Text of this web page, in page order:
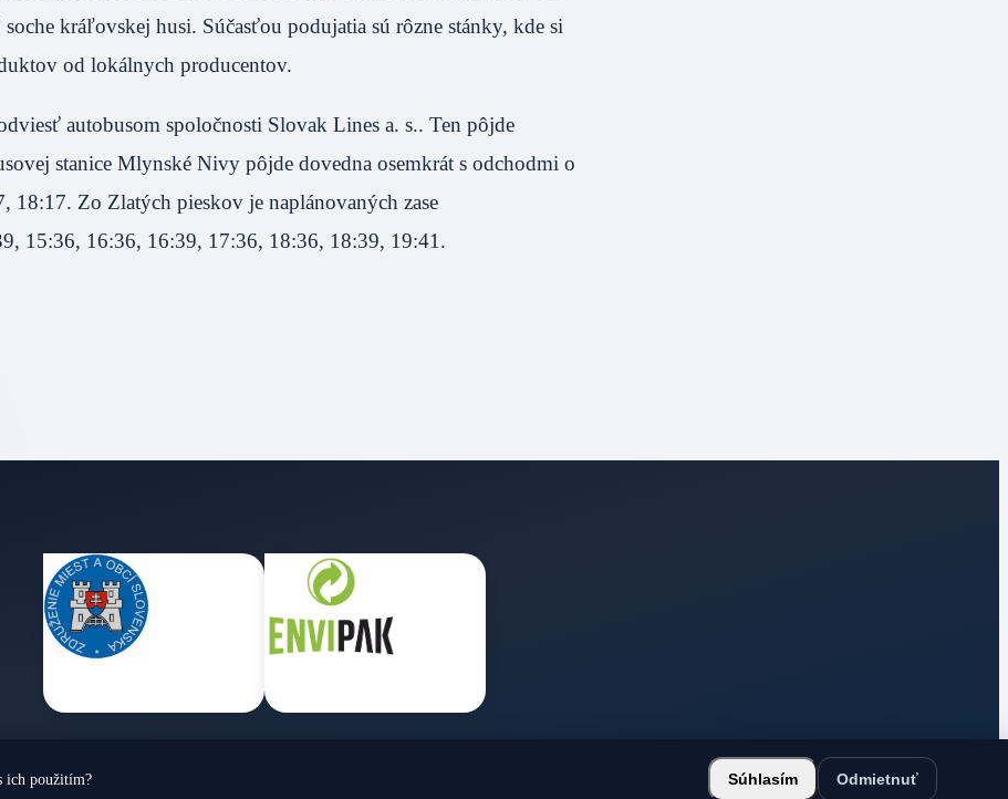
kráľovskej husi. Súčasťou podujatia sú rôzne stánky, kde si
od lokálnych producentov.
autobusom spoločnosti Slovak Lines a. s.. Ten pôjde
stanice Mlynské Nivy pôjde dovedna osemkrát s odchodmi o
Zo Zlatých pieskov je naplánovaných zase
15:36, 16:36, 16:39, 17:36, 18:36, 18:39, 19:41.
ich použitím? Súhlasím Odmietnuť